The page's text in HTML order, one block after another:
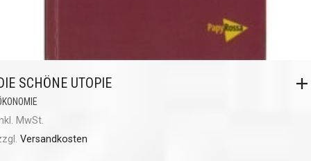
SCHÖNE UTOPIE
MwSt.
Versandkosten